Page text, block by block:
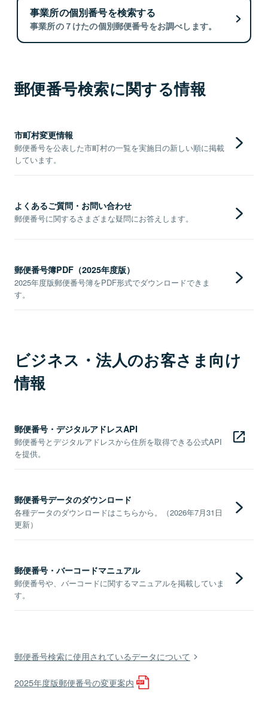
事業所の個別番号を検索する
事業所の７けたの個別郵便番号をお調べします。
郵便番号検索に関する情報
市町村変更情報
郵便番号を公表した市町村の一覧を実施日の新しい順に掲載
しています。
よくあるご質問・お問い合わせ
郵便番号に関するさまざまな疑問にお答えします。
郵便番号簿PDF（2025年度版）
2025年度版郵便番号簿をPDF形式でダウンロードできま
す。
ビジネス・法人のお客さま向け
情報
郵便番号・デジタルアドレスAPI
郵便番号とデジタルアドレスから住所を取得できる公式API
を提供。
郵便番号データのダウンロード
各種データのダウンロードはこちらから。（2026年7月31日
更新）
郵便番号・バーコードマニュアル
郵便番号や、バーコードに関するマニュアルを掲載していま
す。
郵便番号検索に使用されているデータについて
2025年度版郵便番号の変更案内